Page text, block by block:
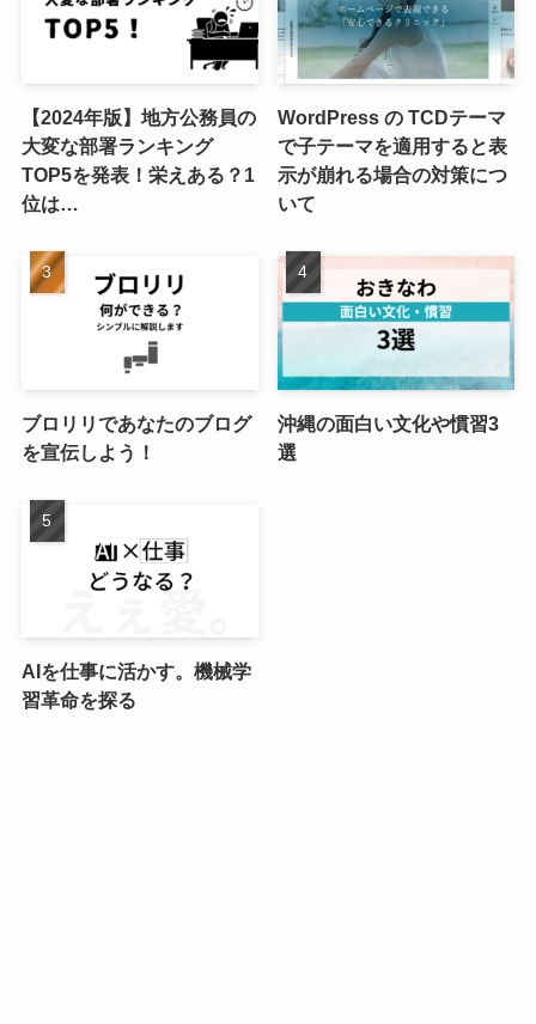
【2024年版】地方公務員の
大変な部署ランキング
TOP5を発表！栄えある？1
位は…
WordPress の TCDテーマ
で子テーマを適用すると表
示が崩れる場合の対策につ
いて
ブロリリであなたのブログ
を宣伝しよう！
沖縄の面白い文化や慣習3
選
AIを仕事に活かす。機械学
習革命を探る